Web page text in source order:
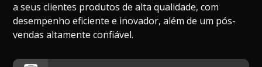
a seus clientes produtos de alta qualidade, com
desempenho eficiente e inovador, além de um pós-
vendas altamente confiável.